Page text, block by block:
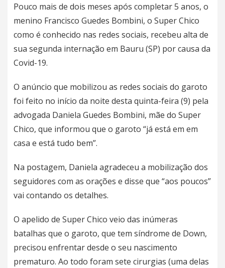
Pouco mais de dois meses após completar 5 anos, o
menino Francisco Guedes Bombini, o Super Chico
como é conhecido nas redes sociais, recebeu alta de
sua segunda internação em Bauru (SP) por causa da
Covid-19.
O anúncio que mobilizou as redes sociais do garoto
foi feito no início da noite desta quinta-feira (9) pela
advogada Daniela Guedes Bombini, mãe do Super
Chico, que informou que o garoto “já está em em
casa e está tudo bem”.
Na postagem, Daniela agradeceu a mobilização dos
seguidores com as orações e disse que “aos poucos”
vai contando os detalhes.
O apelido de Super Chico veio das inúmeras
batalhas que o garoto, que tem síndrome de Down,
precisou enfrentar desde o seu nascimento
prematuro. Ao todo foram sete cirurgias (uma delas